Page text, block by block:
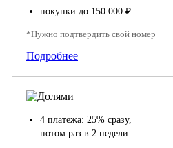
покупки до 150 000 ₽
*Нужно подтвердить свой номер
Подробнее
4 платежа: 25% сразу,
потом раз в 2 недели